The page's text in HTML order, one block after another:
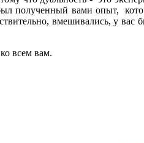
полученный вами опыт,
вмешивались, у
всем вам.